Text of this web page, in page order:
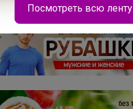
Посмотреть всю ленту